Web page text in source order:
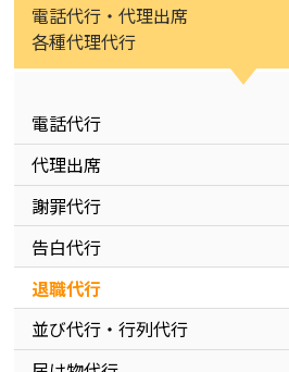
電話代行・代理出席
各種代理代行
電話代行
代理出席
謝罪代行
告白代行
退職代行
並び代行・行列代行